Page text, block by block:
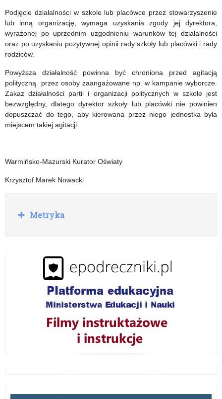
Podjęcie działalności w szkole lub placówce przez stowarzyszenie
lub inną organizację, wymaga uzyskania zgody jej dyrektora,
wyrażonej po uprzednim uzgodnieniu warunków tej działalności
oraz po uzyskaniu pozytywnej opinii rady szkoły lub placówki i rady
rodziców.
Powyższa działalność powinna być chroniona przed agitacją
polityczną przez osoby zaangażowane np. w kampanie wyborcze.
Zakaz działalności partii i organizacji politycznych w szkole jest
bezwzględny, dlatego dyrektor szkoły lub placówki nie powinien
dopuszczać do tego, aby kierowana przez niego jednostka była
miejscem takiej agitacji.
Warmińsko-Mazurski Kurator Oświaty
Krzysztof Marek Nowacki
nauczycieli
R
o
Metryka